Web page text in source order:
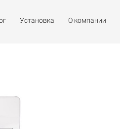
Установка О компании